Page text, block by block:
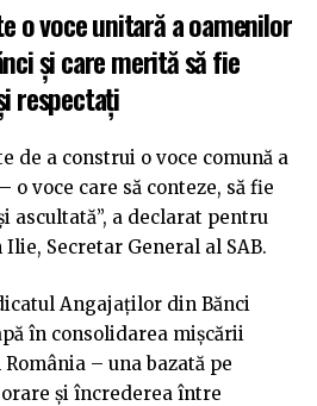
o voce unitară a oamenilor
și care merită să fie
respectați
de a construi o voce comună a
voce care să conteze, să fie
ascultată”, a declarat pentru
Secretar General al SAB.
Angajaților din Bănci
în consolidarea mișcării
– una bazată pe
și încrederea între